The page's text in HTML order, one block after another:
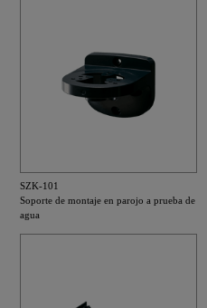
SZK-101
Soporte de montaje en parojo a prueba de
agua